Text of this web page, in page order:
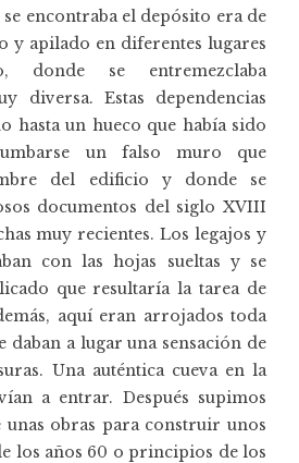
encontraba el depósito era de
y apilado en diferentes lugares
donde se entremezclaba
diversa. Estas dependencias
hasta un hueco que había sido
un falso muro que
del edificio y donde se
documentos del siglo XVIII
muy recientes. Los legajos y
con las hojas sueltas y se
que resultaría la tarea de
aquí eran arrojados toda
daban a lugar una sensación de
Una auténtica cueva en la
a entrar. Después supimos
obras para construir unos
los años 60 o principios de los